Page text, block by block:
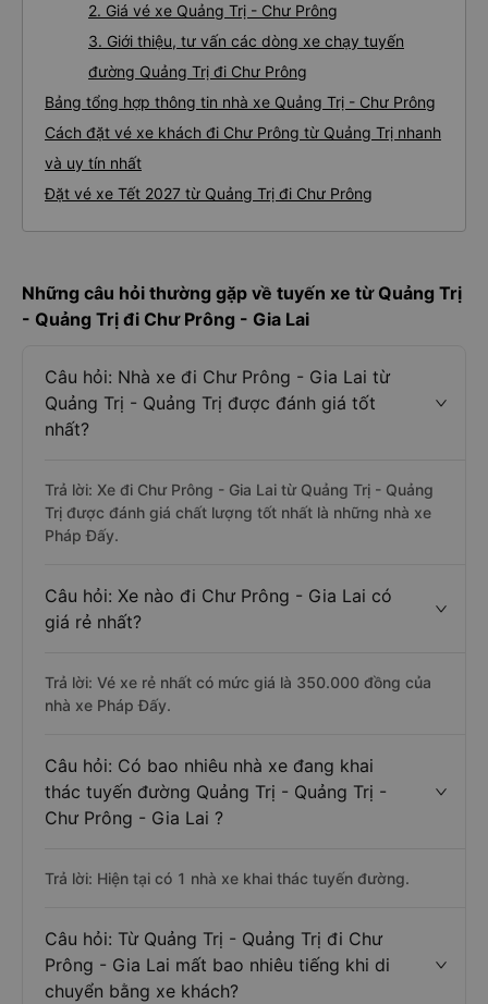
2. Giá vé xe Quảng Trị - Chư Prông
3. Giới thiệu, tư vấn các dòng xe chạy tuyến
đường Quảng Trị đi Chư Prông
Bảng tổng hợp thông tin nhà xe Quảng Trị - Chư Prông
Cách đặt vé xe khách đi Chư Prông từ Quảng Trị nhanh
và uy tín nhất
Đặt vé xe Tết 2027 từ Quảng Trị đi Chư Prông
Những câu hỏi thường gặp về tuyến xe từ Quảng Trị
- Quảng Trị đi Chư Prông - Gia Lai
Câu hỏi: Nhà xe đi Chư Prông - Gia Lai từ
Quảng Trị - Quảng Trị được đánh giá tốt
nhất?
Trả lời: Xe đi Chư Prông - Gia Lai từ Quảng Trị - Quảng
Trị được đánh giá chất lượng tốt nhất là những nhà xe
Pháp Đấy.
Câu hỏi: Xe nào đi Chư Prông - Gia Lai có
giá rẻ nhất?
Trả lời: Vé xe rẻ nhất có mức giá là 350.000 đồng của
nhà xe Pháp Đấy.
Câu hỏi: Có bao nhiêu nhà xe đang khai
thác tuyến đường Quảng Trị - Quảng Trị -
Chư Prông - Gia Lai ?
Trả lời: Hiện tại có 1 nhà xe khai thác tuyến đường.
Câu hỏi: Từ Quảng Trị - Quảng Trị đi Chư
Prông - Gia Lai mất bao nhiêu tiếng khi di
chuyển bằng xe khách?